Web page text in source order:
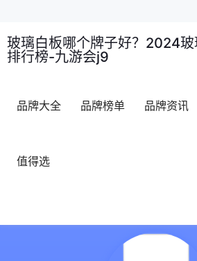
玻璃白板哪个牌子好？2024
排行榜-九游会j9
品牌大全 品牌榜单 品牌资讯
值得选